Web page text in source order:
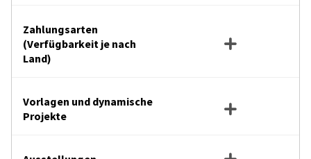
Zahlungsarten
(Verfügbarkeit je nach
Land)
Vorlagen und dynamische
Projekte